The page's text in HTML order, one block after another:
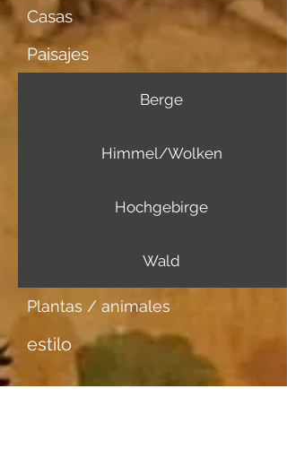
Casas
Paisajes
Berge
Himmel/Wolken
Hochgebirge
Wald
Plantas / animales
estilo